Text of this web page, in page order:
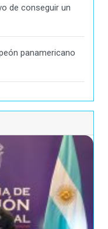
de conseguir un
panamericano